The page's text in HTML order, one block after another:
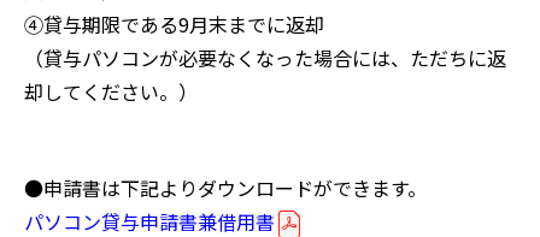
④貸与期限である9月末までに返却
（貸与パソコンが必要なくなった場合には、ただちに返
却してください。）
●申請書は下記よりダウンロードができます。
パソコン貸与申請書兼借用書